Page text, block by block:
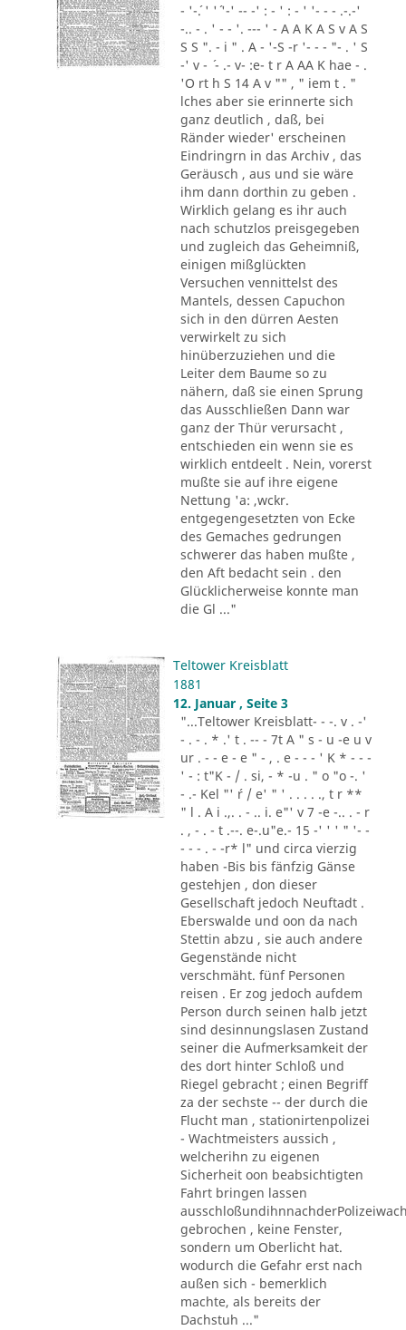
- '-´. ' '´ '-' -- -' : - ' : - ' '- - - .-.-'
-.. - . ' - - '. --- ' - A A K A S v A S
S S ". - i " . A - '-S -r '- - - "- . ' S
-' v - ´ - .- v- :e- t r A AA K hae - .
'O rt h S 14 A v "" , " iem t . "
lches aber sie erinnerte sich
ganz deutlich , daß, bei
Ränder wieder' erscheinen
Eindringrn in das Archiv , das
Geräusch , aus und sie wäre
ihm dann dorthin zu geben .
Wirklich gelang es ihr auch
nach schutzlos preisgegeben
und zugleich das Geheimniß,
einigen mißglückten
Versuchen vennittelst des
Mantels, dessen Capuchon
sich in den dürren Aesten
verwirkelt zu sich
hinüberzuziehen und die
Leiter dem Baume so zu
nähern, daß sie einen Sprung
das Ausschließen Dann war
ganz der Thür verursacht ,
entschieden ein wenn sie es
wirklich entdeelt . Nein, vorerst
mußte sie auf ihre eigene
Nettung 'a: ,wckr.
entgegengesetzten von Ecke
des Gemaches gedrungen
schwerer das haben mußte ,
den Aft bedacht sein . den
Glücklicherweise konnte man
die Gl ..."
Teltower Kreisblatt
1881
12. Januar , Seite 3
"...Teltower Kreisblatt- - -. v . -'
- . - . * .' t . -- - 7t A " s - u -e u v
ur . - - e - e " - , . e - - - ' K * - - -
' - : t"K - / . si, - * -u . " o "o -. '
- .- Kel "' ´r / e' " ' . . . . ., t r **
" l . A i .,. . - .. i. e"' v 7 -e -.. . - r
. , - . - t .--. e-.u"e.- 15 -' ' ' " '- -
- - - . - -r* l" und circa vierzig
haben -Bis bis fänfzig Gänse
gestehjen , don dieser
Gesellschaft jedoch Neuftadt .
Eberswalde und oon da nach
Stettin abzu , sie auch andere
Gegenstände nicht
verschmäht. fünf Personen
reisen . Er zog jedoch aufdem
Person durch seinen halb jetzt
sind desinnungslasen Zustand
seiner die Aufmerksamkeit der
des dort hinter Schloß und
Riegel gebracht ; einen Begriff
za der sechste -- der durch die
Flucht man , stationirtenpolizei
- Wachtmeisters aussich ,
welcherihn zu eigenen
Sicherheit oon beabsichtigten
Fahrt bringen lassen
gebrochen , keine Fenster,
sondern um Oberlicht hat.
wodurch die Gefahr erst nach
außen sich - bemerklich
machte, als bereits der
Dachstuh ..."